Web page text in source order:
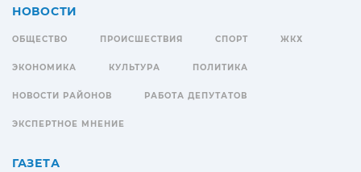
НОВОСТИ
ОБЩЕСТВО ПРОИСШЕСТВИЯ СПОРТ ЖКХ
ЭКОНОМИКА КУЛЬТУРА ПОЛИТИКА
НОВОСТИ РАЙОНОВ РАБОТА ДЕПУТАТОВ
ЭКСПЕРТНОЕ МНЕНИЕ
ГАЗЕТА